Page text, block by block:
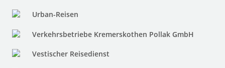
Urban-Reisen
Verkehrsbetriebe Kremerskothen Pollak GmbH
Vestischer Reisedienst